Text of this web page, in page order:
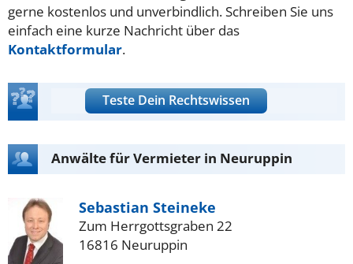
gerne kostenlos und unverbindlich. Schreiben Sie uns
einfach eine kurze Nachricht über das
Kontaktformular.
Teste Dein Rechtswissen
Anwälte für Vermieter in Neuruppin
Sebastian Steineke
Zum Herrgottsgraben 22
16816 Neuruppin